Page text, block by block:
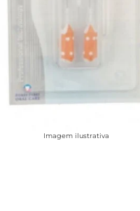
Imagem ilustrativa